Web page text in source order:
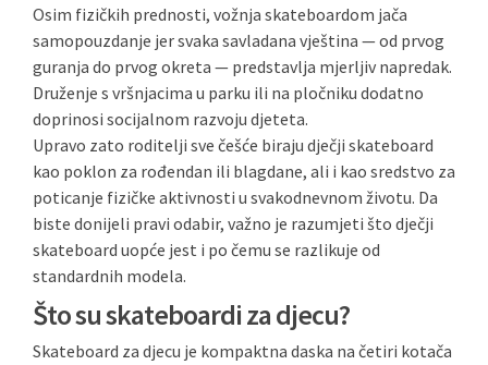
Osim fizičkih prednosti, vožnja skateboardom jača
samopouzdanje jer svaka savladana vještina — od prvog
guranja do prvog okreta — predstavlja mjerljiv napredak.
Druženje s vršnjacima u parku ili na pločniku dodatno
doprinosi socijalnom razvoju djeteta.
Upravo zato roditelji sve češće biraju dječji skateboard
kao poklon za rođendan ili blagdane, ali i kao sredstvo za
poticanje fizičke aktivnosti u svakodnevnom životu. Da
biste donijeli pravi odabir, važno je razumjeti što dječji
skateboard uopće jest i po čemu se razlikuje od
standardnih modela.
Što su skateboardi za djecu?
Skateboard za djecu je kompaktna daska na četiri kotača